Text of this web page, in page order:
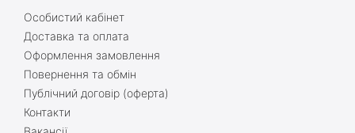
Особистий кабінет
Доставка та оплата
Оформлення замовлення
Повернення та обмін
Публічний договір (оферта)
Контакти